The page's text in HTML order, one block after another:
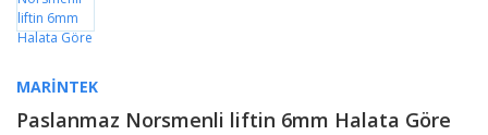
MARINTEK
Paslanmaz Norsmenli liftin 6mm Halata Göre